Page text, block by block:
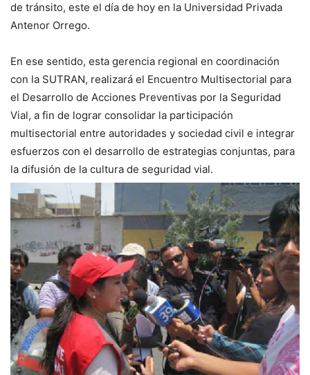
de tránsito, este el día de hoy en la Universidad Privada
Antenor Orrego.
En ese sentido, esta gerencia regional en coordinación
con la SUTRAN, realizará el Encuentro Multisectorial para
el Desarrollo de Acciones Preventivas por la Seguridad
Vial, a fin de lograr consolidar la participación
multisectorial entre autoridades y sociedad civil e integrar
esfuerzos con el desarrollo de estrategias conjuntas, para
la difusión de la cultura de seguridad vial.